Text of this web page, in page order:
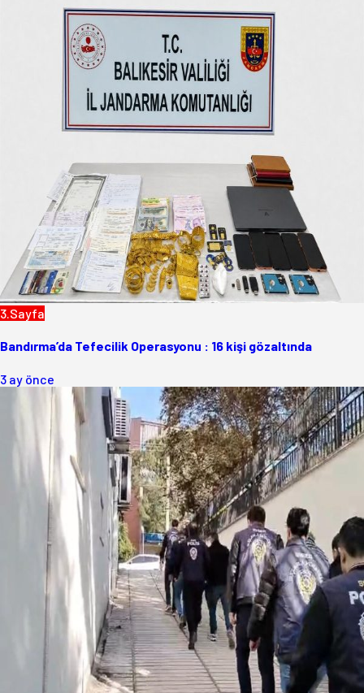
3.Sayfa
Bandırma’da Tefecilik Operasyonu : 16 kişi gözaltında
3 ay önce